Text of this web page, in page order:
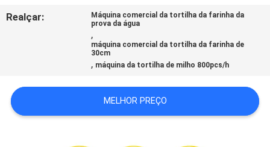
SOLICITE UM
ORÇAMENTO
MAPA
DO
Realçar:
Máquina comercial da tortilha da farinha da
prova da água
,
máquina comercial da tortilha da farinha de
30cm
, máquina da tortilha de milho 800pcs/h
MELHOR PREÇO